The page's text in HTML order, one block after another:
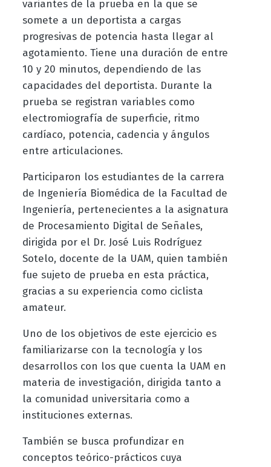
variantes de la prueba en la que se
somete a un deportista a cargas
progresivas de potencia hasta llegar al
agotamiento. Tiene una duración de entre
10 y 20 minutos, dependiendo de las
capacidades del deportista. Durante la
prueba se registran variables como
electromiografía de superficie, ritmo
cardíaco, potencia, cadencia y ángulos
entre articulaciones.
Participaron los estudiantes de la carrera
de Ingeniería Biomédica de la Facultad de
Ingeniería, pertenecientes a la asignatura
de Procesamiento Digital de Señales,
dirigida por el Dr. José Luis Rodríguez
Sotelo, docente de la UAM, quien también
fue sujeto de prueba en esta práctica,
gracias a su experiencia como ciclista
amateur.
Uno de los objetivos de este ejercicio es
familiarizarse con la tecnología y los
desarrollos con los que cuenta la UAM en
materia de investigación, dirigida tanto a
la comunidad universitaria como a
instituciones externas.
También se busca profundizar en
conceptos teórico-prácticos cuya